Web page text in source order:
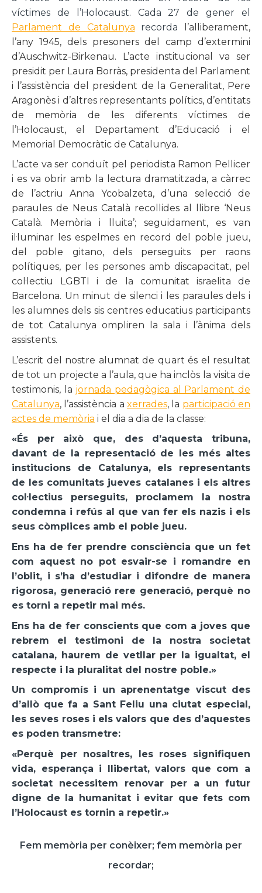
víctimes de l’Holocaust. Cada 27 de gener el
Parlament de Catalunya recorda
l’alliberament,
l’any 1945, dels presoners del camp d’extermini
d’Auschwitz-Birkenau. L’acte institucional va ser
presidit per Laura Borràs, presidenta del Parlament
i l’assistència del president de la Generalitat, Pere
Aragonès i d’altres representants polítics, d’entitats
de memòria de les diferents víctimes de
l’Holocaust, el Departament d’Educació i el
Memorial Democràtic de Catalunya.
L’acte va ser conduït pel periodista Ramon Pellicer
i es va obrir amb la lectura dramatitzada, a càrrec
de l’actriu Anna Ycobalzeta, d’una selecció de
paraules de Neus Català recollides al llibre ‘Neus
Català. Memòria i lluita’; seguidament, es van
il·luminar les espelmes en record del poble jueu,
del poble gitano, dels perseguits per raons
polítiques, per les persones amb discapacitat, pel
col·lectiu LGBTI i de la comunitat israelita de
Barcelona. Un minut de silenci i les paraules dels i
les alumnes dels sis centres educatius participants
de tot Catalunya ompliren la sala i l’ànima dels
assistents.
L’escrit del nostre alumnat de quart és el resultat
de tot un projecte a l’aula, que ha inclòs la visita de
testimonis, la jornada pedagògica al Parlament de
Catalunya, l’assistència a xerrades, la participació en
actes de memòria i el dia a dia de la classe:
«És per això que, des d’aquesta tribuna,
davant de la representació de les més altes
institucions de Catalunya, els representants
de les comunitats jueves catalanes i els altres
col·lectius perseguits, proclamem la nostra
condemna i refús al que van fer els nazis i els
seus còmplices amb el poble jueu.
Ens ha de fer prendre consciència que un fet
com aquest no pot esvair-se i romandre en
l’oblit, i s’ha d’estudiar i difondre de manera
rigorosa, generació rere generació, perquè no
es torni a repetir mai més.
Ens ha de fer conscients que com a joves que
rebrem el testimoni de la nostra societat
catalana, haurem de vetllar per la igualtat, el
respecte i la pluralitat del nostre poble.»
Un compromís i un aprenentatge viscut des
d’allò que fa a Sant Feliu una ciutat especial,
les seves roses i els valors que des d’aquestes
es poden transmetre:
«Perquè per nosaltres, les roses signifiquen
vida, esperança i llibertat, valors que com a
societat necessitem renovar per a un futur
digne de la humanitat i evitar que fets com
l’Holocaust es tornin a repetir.»
Fem memòria per conèixer; fem memòria per
recordar;